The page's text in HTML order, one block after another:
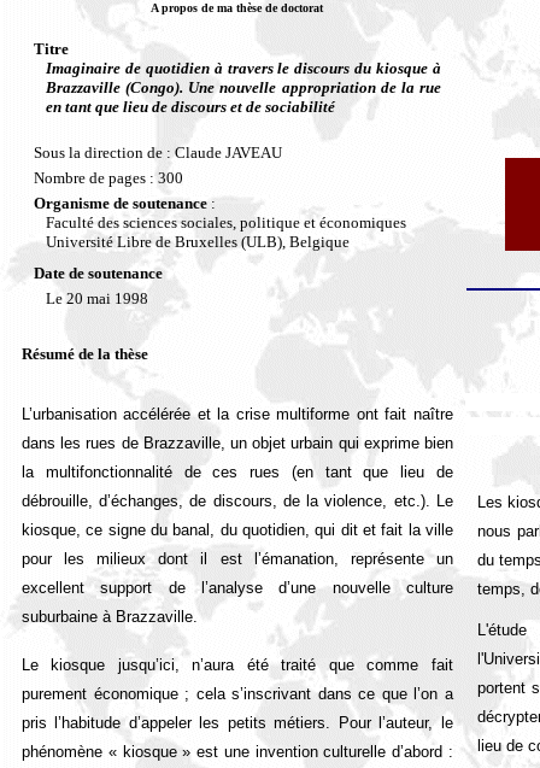
A propos de ma thèse de doctorat
Titre
Imaginaire de quotidien à travers le discours du kiosque à
Brazzaville (Congo). Une nouvelle appropriation de la rue
en tant que lieu de discours et de sociabilité
Sous la direction de : Claude JAVEAU
Nombre de pages : 300
Organisme de soutenance:
Faculté des sciences sociales, politique et économiques
Université Libre de Bruxelles (ULB), Belgique
Date de soutenance
Le 20 mai 1998
Résumé de la thèse
L’urbanisation accélérée et la crise multiforme ont fait naître
dans les rues de Brazzaville, un objet urbain qui exprime bien
la multifonctionnalité de ces rues (en tant que lieu de
débrouille, d’échanges, de discours, de la violence, etc.). Le
kiosque, ce signe du banal, du quotidien, qui dit et fait la ville
pour les milieux dont il est l’émanation, représente un
excellent support de l’analyse d’une nouvelle culture
suburbaine à Brazzaville.
Le kiosque jusqu’ici, n’aura été traité que comme fait
purement économique ; cela s’inscrivant dans ce que l’on a
pris l’habitude d’appeler les petits métiers. Pour l’auteur, le
phénomène « kiosque » est une invention culturelle d’abord :
Les
nous
du
temps,
portent
lieu de